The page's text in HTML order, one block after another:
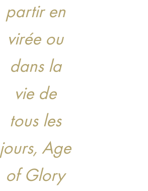
partir en
virée ou
dans la
vie de
tous les
jours, Age
of Glory